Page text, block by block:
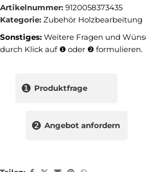
Artikelnummer: 9120058373435
Kategorie: Zubehör Holzbearbeitung
Sonstiges: Weitere Fragen und
durch Klick auf ❶ oder ❷ formulieren.
❶ Produktfrage
❷ Angebot anfordern